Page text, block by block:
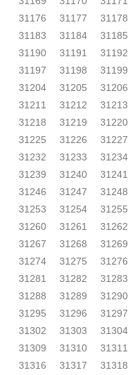
31176
31177 31178
31183
31184 31185
31190
31191 31192
31197
31198 31199
31204
31205 31206
31211
31212 31213
31218
31219 31220
31225
31226 31227
31232
31233 31234
31239
31240 31241
31246
31247 31248
31253
31254 31255
31260
31261 31262
31267
31268 31269
31274
31275 31276
31281
31282 31283
31288
31289 31290
31295
31296 31297
31302
31303 31304
31309
31310 31311
31316
31317 31318